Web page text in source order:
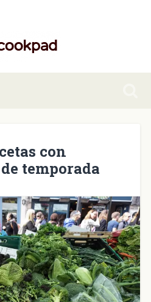
con
temporada